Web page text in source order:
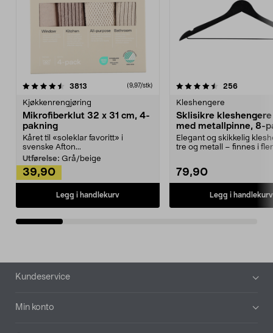
3813 anmeldelser(9,97/stk)
Kjøkkenrengjøring
Mikrofiberklut 32 x 31 cm, 4-
pakning
Kåret til «soleklar favoritt» i
svenske Afton...
Utførelse: Grå/beige
39,90
Legg i handlekurv
4.5av 5 stjerner 256
Kleshengere
Sklisikre
med metallpinne, 8-
Elegant og skikkelig
tre og metall – finnes i
79,90
Legg i handlekurv
4.5av 5 stjerner
Bunntekst
Kundeservice
Min konto